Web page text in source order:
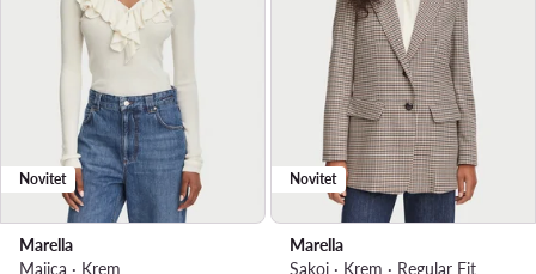
Novitet
Marella
Majica · Krem
Novitet
Marella
Sakoi · Krem · Regular Fit